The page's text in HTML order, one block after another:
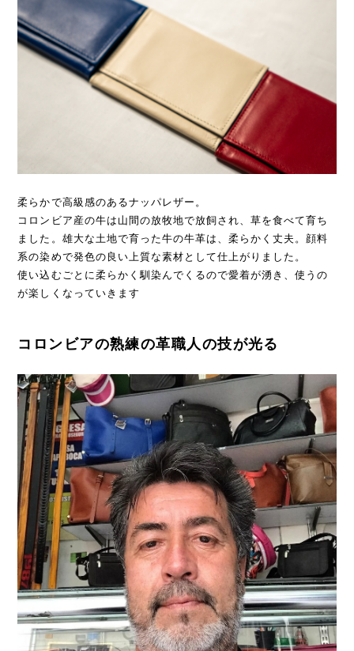
柔らかで高級感のあるナッパレザー。
コロンビア産の牛は山間の放牧地で放飼され、草を食べて育ち
ました。雄大な土地で育った牛の牛革は、柔らかく丈夫。顔料
系の染めで発色の良い上質な素材として仕上がりました。
使い込むごとに柔らかく馴染んでくるので愛着が湧き、使うの
が楽しくなっていきます
コロンビアの熟練の革職人の技が光る